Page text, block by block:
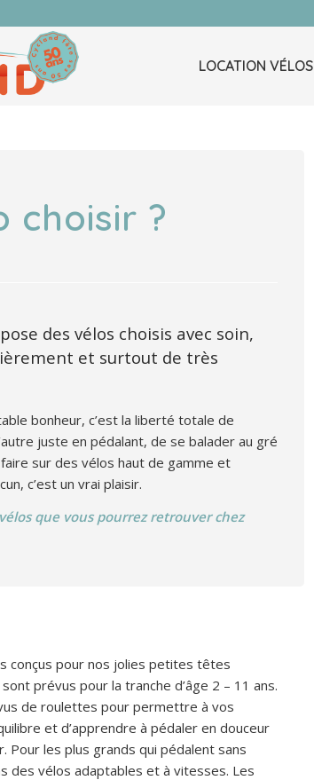
LOCATION VÉLOS
choisir ?
des vélos choisis avec soin,
et surtout de très
bonheur, c’est la liberté totale de
juste en pédalant, de se balader au gré
sur des vélos haut de gamme et
c’est un vrai plaisir.
que vous pourrez retrouver chez
conçus pour nos jolies petites têtes
prévus pour la tranche d’âge 2 – 11 ans.
de roulettes pour permettre à vos
et d’apprendre à pédaler en douceur
Pour les plus grands qui pédalent sans
des vélos adaptables et à vitesses. Les